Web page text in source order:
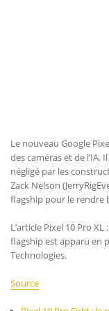
Le nouveau Google
des caméras et de
négligé par les
Zack Nelson
flagship pour le rendre
L’article Pixel 10 Pro
flagship est apparu en
Technologies.
Source